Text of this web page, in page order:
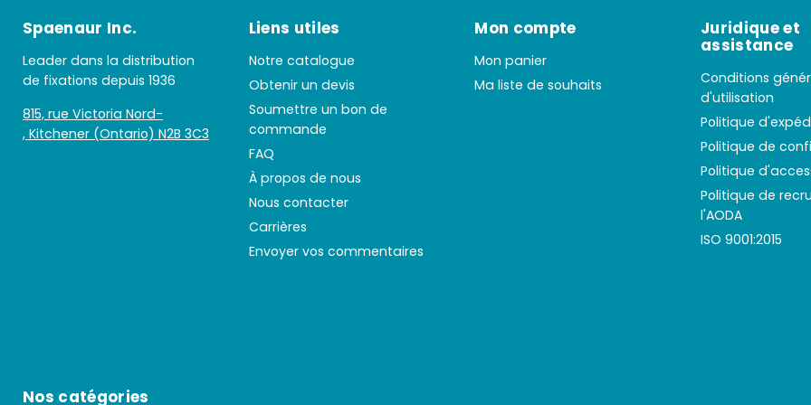
Spaenaur Inc.
Leader dans la distribution
de fixations depuis 1936
815, rue Victoria Nord-
, Kitchener (Ontario) N2B 3C3
Liens utiles
Notre catalogue
Obtenir un devis
Soumettre un bon de
commande
FAQ
À propos de nous
Nous contacter
Carrières
Envoyer vos commentaires
Mon compte
Mon panier
Ma liste de souhaits
Juridique et
assistance
Conditions
d'utilisation
Politique
Politique de
Politique
Politique de
l'AODA
ISO 9001:2015
Nos catégories